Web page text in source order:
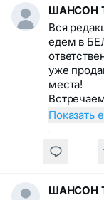
Вся
едем в
уже
места!
Показать